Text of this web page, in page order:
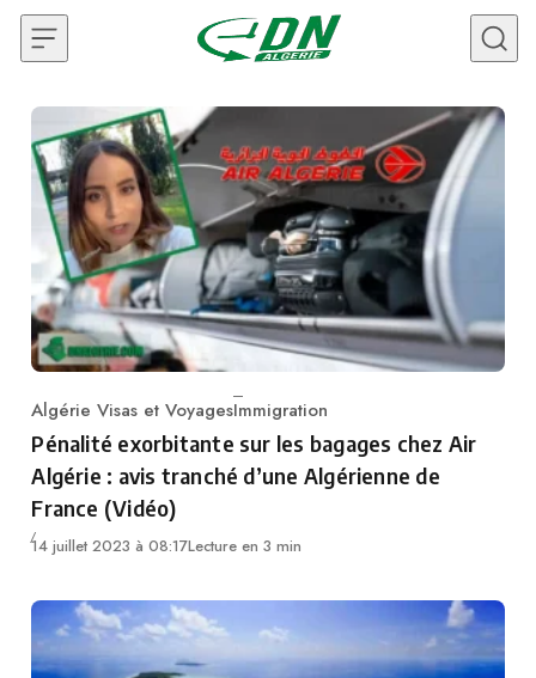
Skip to content
Category
Algérie Visas et VoyagesImmigration
Pénalité exorbitante sur les bagages chez Air
Algérie : avis tranché d’une Algérienne de
France (Vidéo)
14 juillet 2023 à 08:17Lecture en 3 min